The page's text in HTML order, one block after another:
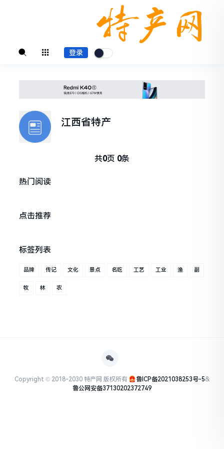
登录
江西省特产
共0页 0条
热门阅读
点击推荐
标签列表
品牌 传记 文化 景点 名吃 工艺 工业 渔 副
牧 林 农
Copyright © 2018-2030 特产网 版权所有 鲁ICP备2021038253号-5&
鲁公网安备37130202372749